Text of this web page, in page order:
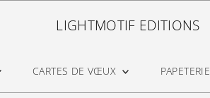
LIGHTMOTIF EDITIONS
CARTES DE VŒUX PAPETERIE